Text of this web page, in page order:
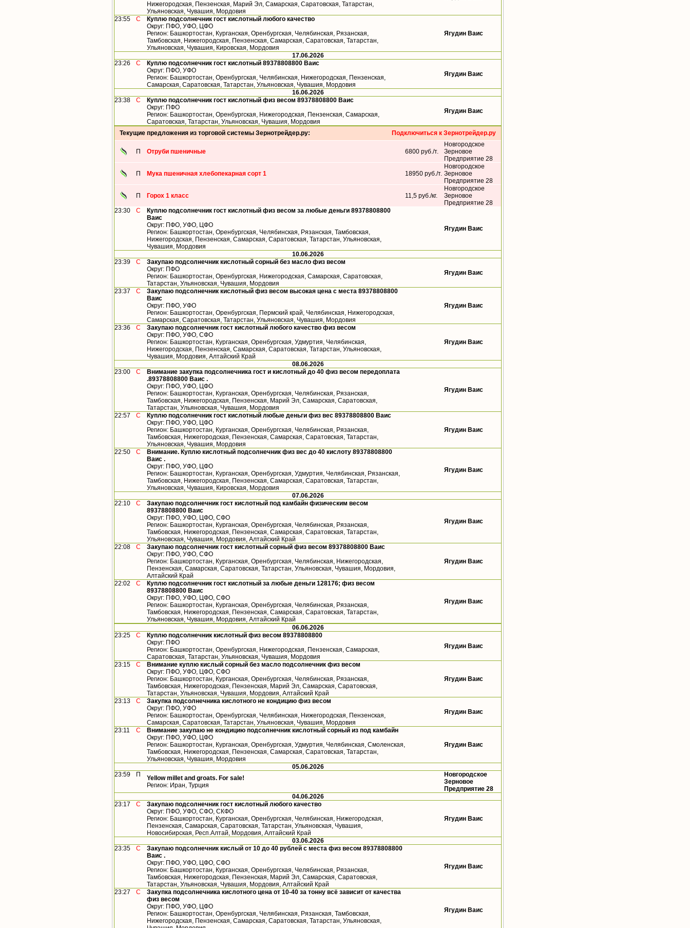
Нижегородская, Пензенская, Марий Эл, Самарская, Саратовская, Татарстан,
Ульяновская, Чувашия, Мордовия
23:55 С
Куплю подсолнечник гост кислотный любого качество
Округ: ПФО, УФО, ЦФО
Регион: Башкортостан, Курганская, Оренбургская, Челябинская, Рязанская,
Тамбовская, Нижегородская, Пензенская, Самарская, Саратовская, Татарстан,
Ульяновская, Чувашия, Кировская, Мордовия
Ягудин Ваис
17.06.2026
23:26
С
Куплю подсолнечник гост кислотный 89378808800 Ваис
Округ: ПФО, УФО
Регион: Башкортостан, Оренбургская, Челябинская, Нижегородская, Пензенская,
Самарская, Саратовская, Татарстан, Ульяновская, Чувашия, Мордовия
Ягудин Ваис
16.06.2026
23:38
С
Куплю подсолнечник гост кислотный физ весом 89378808800 Ваис
Округ: ПФО
Регион: Башкортостан, Оренбургская, Нижегородская, Пензенская, Самарская,
Саратовская, Татарстан, Ульяновская, Чувашия, Мордовия
Ягудин Ваис
Текущие предложения из торговой системы Зернотрейдер.ру: Подключиться к Зернотрейдер.ру
П Отруби пшеничные 6800 руб./т.
Новгородское
Зерновое
Предприятие 28
П Мука пшеничная хлебопекарная сорт 1 18950 руб./т.
Новгородское
Зерновое
Предприятие 28
П Горох 1 класс 11,5 руб./кг.
Новгородское
Зерновое
Предприятие 28
23:30
С
Куплю подсолнечник гост кислотный физ весом за любые деньги 89378808800
Ваис
Округ: ПФО, УФО, ЦФО
Регион: Башкортостан, Оренбургская, Челябинская, Рязанская, Тамбовская,
Нижегородская, Пензенская, Самарская, Саратовская, Татарстан, Ульяновская,
Чувашия, Мордовия
Ягудин Ваис
10.06.2026
23:39
С
Закупаю подсолнечник кислотный сорный без масло физ весом
Округ: ПФО
Регион: Башкортостан, Оренбургская, Нижегородская, Самарская, Саратовская,
Татарстан, Ульяновская, Чувашия, Мордовия
Ягудин Ваис
23:37 С
Закупаю подсолнечник кислотный физ весом высокая цена с места 89378808800
Ваис
Округ: ПФО, УФО
Регион: Башкортостан, Оренбургская, Пермский край, Челябинская, Нижегородская,
Самарская, Саратовская, Татарстан, Ульяновская, Чувашия, Мордовия
Ягудин Ваис
23:36 С
Закупаю подсолнечник гост кислотный любого качество физ весом
Округ: ПФО, УФО, СФО
Регион: Башкортостан, Курганская, Оренбургская, Удмуртия, Челябинская,
Нижегородская, Пензенская, Самарская, Саратовская, Татарстан, Ульяновская,
Чувашия, Мордовия, Алтайский Край
Ягудин Ваис
08.06.2026
23:00
С
Внимание закупка подсолнечника гост и кислотный до 40 физ весом передоплата
.89378808800 Ваис .
Округ: ПФО, УФО, ЦФО
Регион: Башкортостан, Курганская, Оренбургская, Челябинская, Рязанская,
Тамбовская, Нижегородская, Пензенская, Марий Эл, Самарская, Саратовская,
Татарстан, Ульяновская, Чувашия, Мордовия
Ягудин Ваис
22:57 С
Куплю подсолнечник гост кислотный любые деньги физ вес 89378808800 Ваис
Округ: ПФО, УФО, ЦФО
Регион: Башкортостан, Курганская, Оренбургская, Челябинская, Рязанская,
Тамбовская, Нижегородская, Пензенская, Самарская, Саратовская, Татарстан,
Ульяновская, Чувашия, Мордовия
Ягудин Ваис
22:50 С
Внимание. Куплю кислотный подсолнечник физ вес до 40 кислоту 89378808800
Ваис .
Округ: ПФО, УФО, ЦФО
Регион: Башкортостан, Курганская, Оренбургская, Удмуртия, Челябинская, Рязанская,
Тамбовская, Нижегородская, Пензенская, Самарская, Саратовская, Татарстан,
Ульяновская, Чувашия, Кировская, Мордовия
Ягудин Ваис
07.06.2026
22:10
С
Закупаю подсолнечник гост кислотный под камбайн физическим весом
89378808800 Ваис
Округ: ПФО, УФО, ЦФО, СФО
Регион: Башкортостан, Курганская, Оренбургская, Челябинская, Рязанская,
Тамбовская, Нижегородская, Пензенская, Самарская, Саратовская, Татарстан,
Ульяновская, Чувашия, Мордовия, Алтайский Край
Ягудин Ваис
22:08 С
Закупаю подсолнечник гост кислотный сорный физ весом 89378808800 Ваис
Округ: ПФО, УФО, СФО
Регион: Башкортостан, Курганская, Оренбургская, Челябинская, Нижегородская,
Пензенская, Самарская, Саратовская, Татарстан, Ульяновская, Чувашия, Мордовия,
Алтайский Край
Ягудин Ваис
22:02 С
Куплю подсолнечник гост кислотный за любые деньги 128176; физ весом
89378808800 Ваис
Округ: ПФО, УФО, ЦФО, СФО
Регион: Башкортостан, Курганская, Оренбургская, Челябинская, Рязанская,
Тамбовская, Нижегородская, Пензенская, Самарская, Саратовская, Татарстан,
Ульяновская, Чувашия, Мордовия, Алтайский Край
Ягудин Ваис
06.06.2026
23:25
С
Куплю подсолнечник кислотный физ весом 89378808800
Округ: ПФО
Регион: Башкортостан, Оренбургская, Нижегородская, Пензенская, Самарская,
Саратовская, Татарстан, Ульяновская, Чувашия, Мордовия
Ягудин Ваис
23:15 С
Внимание куплю кислый сорный без масло подсолнечник физ весом
Округ: ПФО, УФО, ЦФО, СФО
Регион: Башкортостан, Курганская, Оренбургская, Челябинская, Рязанская,
Тамбовская, Нижегородская, Пензенская, Марий Эл, Самарская, Саратовская,
Татарстан, Ульяновская, Чувашия, Мордовия, Алтайский Край
Ягудин Ваис
23:13 С
Закупка подсолнечника кислотного не кондицию физ весом
Округ: ПФО, УФО
Регион: Башкортостан, Оренбургская, Челябинская, Нижегородская, Пензенская,
Самарская, Саратовская, Татарстан, Ульяновская, Чувашия, Мордовия
Ягудин Ваис
23:11 С
Внимание закупаю не кондицию подсолнечник кислотный сорный из под камбайн
Округ: ПФО, УФО, ЦФО
Регион: Башкортостан, Курганская, Оренбургская, Удмуртия, Челябинская, Смоленская,
Тамбовская, Нижегородская, Пензенская, Самарская, Саратовская, Татарстан,
Ульяновская, Чувашия, Мордовия
Ягудин Ваис
05.06.2026
23:59
П Yellow millet and groats. For sale!
Регион: Иран, Турция
Новгородское
Зерновое
Предприятие 28
04.06.2026
23:17
С
Закупаю подсолнечник гост кислотный любого качество
Округ: ПФО, УФО, СФО, СКФО
Регион: Башкортостан, Курганская, Оренбургская, Челябинская, Нижегородская,
Пензенская, Самарская, Саратовская, Татарстан, Ульяновская, Чувашия,
Новосибирская, Респ.Алтай, Мордовия, Алтайский Край
Ягудин Ваис
03.06.2026
23:35
С
Закупаю подсолнечник кислый от 10 до 40 рублей с места физ весом 89378808800
Ваис .
Округ: ПФО, УФО, ЦФО, СФО
Регион: Башкортостан, Курганская, Оренбургская, Челябинская, Рязанская,
Тамбовская, Нижегородская, Пензенская, Марий Эл, Самарская, Саратовская,
Татарстан, Ульяновская, Чувашия, Мордовия, Алтайский Край
Ягудин Ваис
23:27 С
Закупка подсолнечника кислотного цена от 10-40 за тонну всё зависит от качества
физ весом
Округ: ПФО, УФО, ЦФО
Регион: Башкортостан, Оренбургская, Челябинская, Рязанская, Тамбовская,
Нижегородская, Пензенская, Самарская, Саратовская, Татарстан, Ульяновская,
Ягудин Ваис